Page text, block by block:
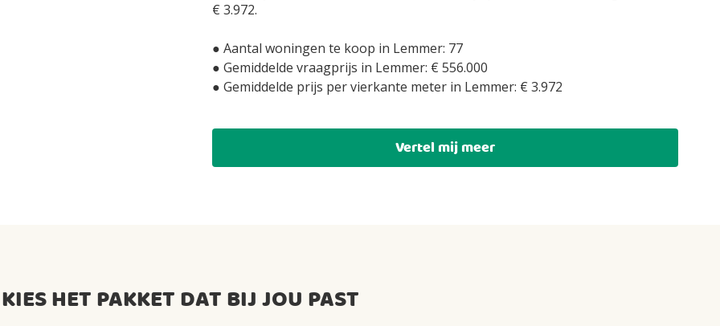
€ 3.972.
● Aantal woningen te koop in Lemmer: 77
● Gemiddelde vraagprijs in Lemmer: € 556.000
● Gemiddelde prijs per vierkante meter in Lemmer: € 3.972
Vertel mij meer
KIES HET PAKKET DAT BIJ JOU PAST